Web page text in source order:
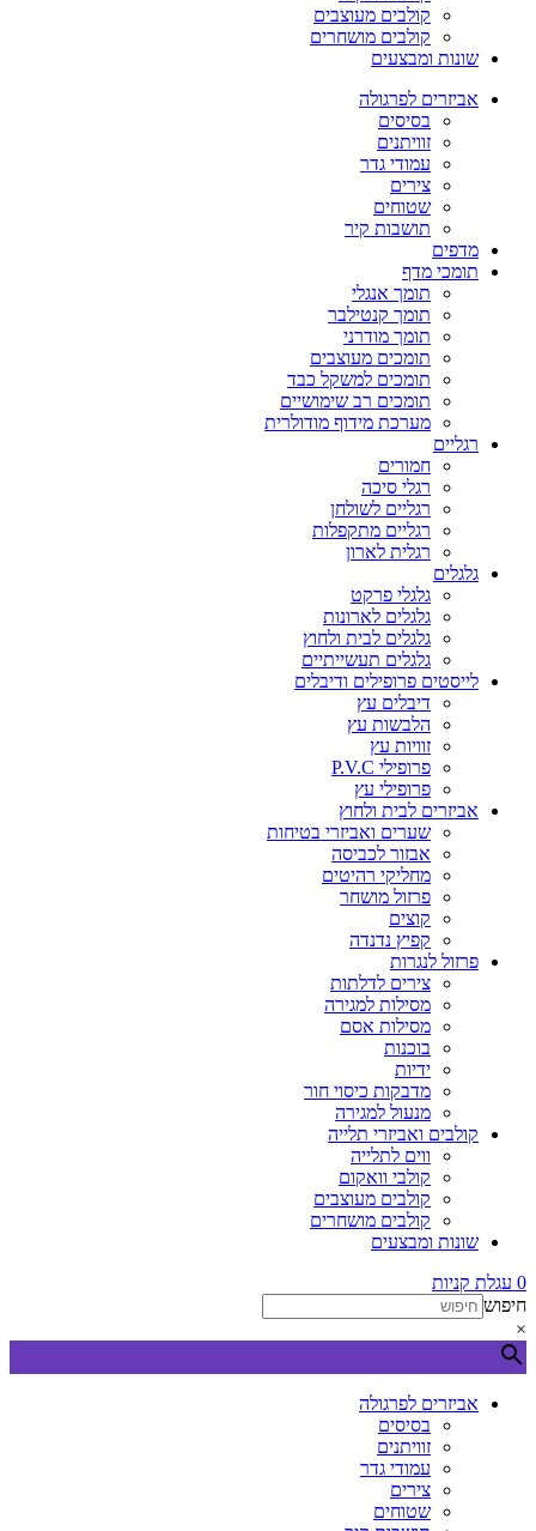
קולבים מעוצבים
קולבים מושחרים
שונות ומבצעים
אביזרים לפרגולה
בסיסים
זוויתנים
עמודי גדר
צירים
שטוחים
תושבות קיר
מדפים
תומכי מדף
תומך אנגלי
תומך קנטילבר
תומך מודרני
תומכים מעוצבים
תומכים למשקל כבד
תומכים רב שימושיים
מערכת מידוף מודולרית
רגליים
חמורים
רגלי סיכה
רגליים לשולחן
רגליים מתקפלות
רגלית לארון
גלגלים
גלגלי פרקט
גלגלים לארונות
גלגלים לבית ולחוץ
גלגלים תעשייתיים
לייסטים פרופילים ודיבלים
דיבלים עץ
הלבשות עץ
זוויות עץ
פרופילי P.V.C
פרופילי עץ
אביזרים לבית ולחוץ
שערים ואביזרי בטיחות
אבזור לכביסה
מחליקי רהיטים
פרזול מושחר
קוצים
קפיץ נדנדה
פרזול לנגרות
צירים לדלתות
מסילות למגירה
מסילות אסם
בוכנות
ידיות
מדבקות כיסוי חור
מנעול למגירה
קולבים ואביזרי תלייה
ווים לתלייה
קולבי וואקום
קולבים מעוצבים
קולבים מושחרים
שונות ומבצעים
0 עגלת קניות
חיפוש
×
אביזרים לפרגולה
בסיסים
זוויתנים
עמודי גדר
צירים
שטוחים